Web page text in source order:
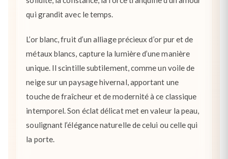
qui grandit avec le temps.
L’or blanc, fruit d’un alliage précieux d’or pur et de
métaux blancs, capture la lumière d’une manière
unique. Il scintille subtilement, comme un voile de
neige sur un paysage hivernal, apportant une
touche de fraîcheur et de modernité à ce classique
intemporel. Son éclat délicat met en valeur la peau,
soulignant l’élégance naturelle de celui ou celle qui
la porte.